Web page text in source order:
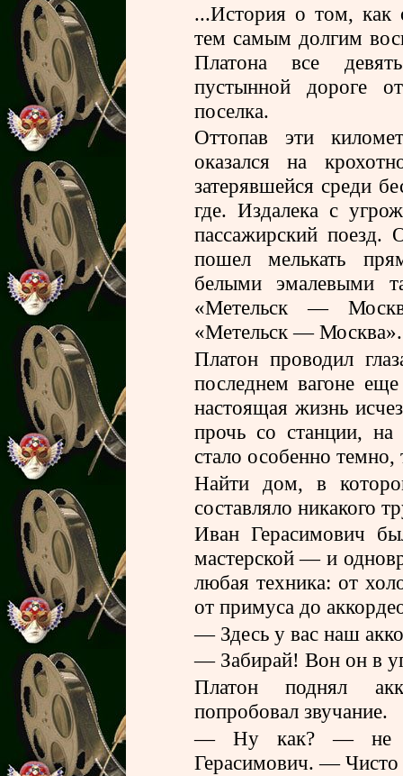
...История о том, как
тем самым долгим
Платона все
пустынной дороге
поселка.
Оттопав эти
оказался на
затерявшейся среди
где. Издалека с
пассажирский поезд.
пошел мелькать
белыми эмалевыми
«Метельск —
«Метельск — Москва».
Платон проводил
последнем вагоне
настоящая жизнь
прочь со станции, на
стало особенно
Найти дом, в
составляло никакого
Иван Герасимович
мастерской — и
любая техника: от
от примуса до
— Здесь у вас наш
— Забирай! Вон он в
Платон поднял
попробовал звучание.
— Ну как? — не
Герасимович. — Чисто